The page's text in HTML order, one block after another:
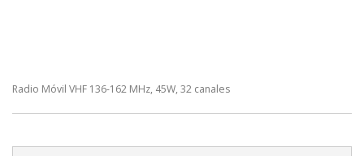
Radio Móvil VHF 136-162 MHz, 45W, 32 canales